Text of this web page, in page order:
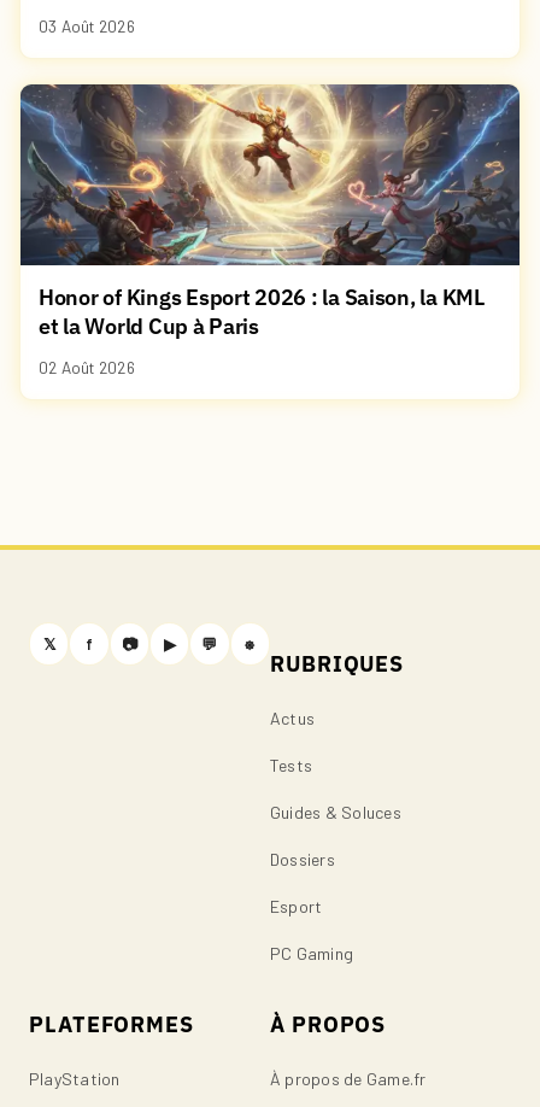
03 Août 2026
Honor of Kings Esport 2026 : la Saison, la KML
et la World Cup à Paris
02 Août 2026
𝕏 f 📷 ▶ 💬 ⎈
RUBRIQUES
Actus
Tests
Guides & Soluces
Dossiers
Esport
PC Gaming
PLATEFORMES
PlayStation
À PROPOS
À propos de Game.fr